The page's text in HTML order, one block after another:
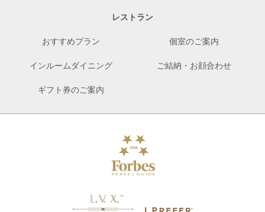
レストラン
おすすめプラン 個室のご案内
インルームダイニング ご結納・お顔合わせ
ギフト券のご案内